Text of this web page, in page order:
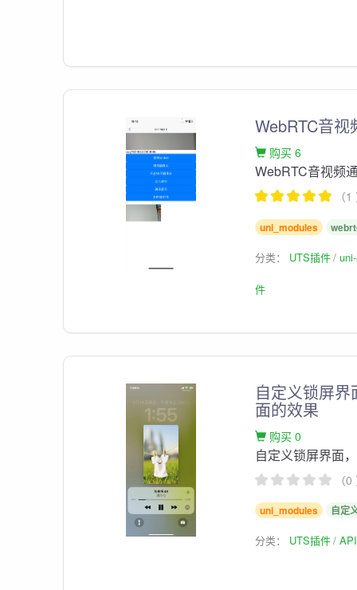
WebRTC音
购买 6
WebRTC音视频
（
uni_modules
分类： UTS插件
件
自定义锁屏
面的效果
购买 0
自定义锁屏界面
（
uni_modules 自定
分类： UTS插件